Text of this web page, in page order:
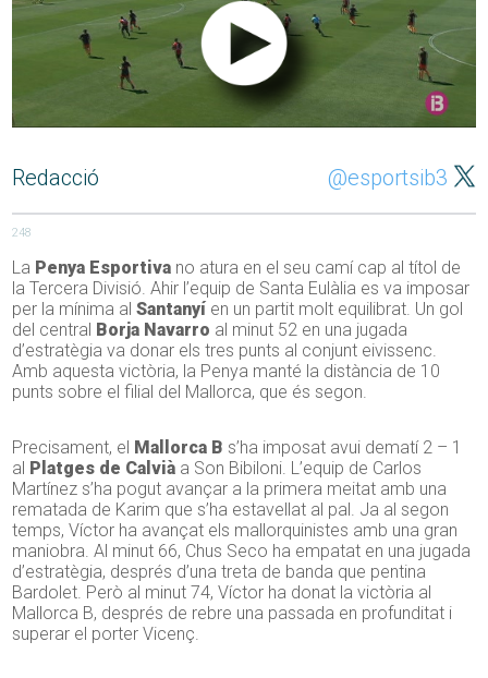
Redacció @esportsib3
248
La Penya Esportiva no atura en el seu camí cap al títol de
la Tercera Divisió. Ahir l’equip de Santa Eulàlia es va imposar
per la mínima alSantanyí en un partit molt equilibrat. Un gol
del central Borja Navarro al minut 52 en una jugada
d’estratègia va donar els tres punts al conjunt eivissenc.
Amb aquesta victòria, la Penya manté la distància de 10
punts sobre el filial del Mallorca, que és segon.
Precisament, el Mallorca B s’ha imposat avui dematí 2 – 1
al Platges de Calvià a Son Bibiloni. L’equip de Carlos
Martínez s’ha pogut avançar a la primera meitat amb una
rematada de Karim que s’ha estavellat al pal. Ja al segon
temps, Víctor ha avançat els mallorquinistes amb una gran
maniobra. Al minut 66, Chus Seco ha empatat en una jugada
d’estratègia, després d’una treta de banda que pentina
Bardolet. Però al minut 74, Víctor ha donat la victòria al
Mallorca B, després de rebre una passada en profunditat i
superar el porter Vicenç.